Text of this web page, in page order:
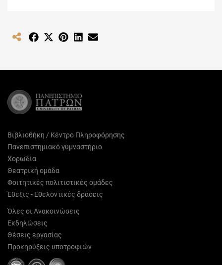
Share Share
(Twitter)
Share Share
Βιβλιοθήκη / Κέντρο Πληροφόρησης
Πανεπιστημιακό γυμναστήριο
Χορωδία
Θεατρική ομάδα
Φοιτητικές πολιτιστικές ομάδες
Έθεξις - Εθελοντικές δράσεις
Όλες οι Ανακοινώσεις
Εκδηλώσεις
Θέσεις εργασίας
Προκηρύξεις υποτροφιών